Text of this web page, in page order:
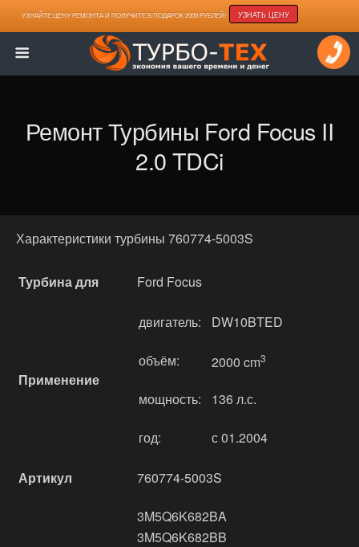
УЗНАЙТЕ ЦЕНУ РЕМОНТА И ПОЛУЧИТЕ В ПОДАРОК 2000 РУБЛЕЙ! УЗНАТЬ ЦЕНУ
Ремонт Турбины Ford Focus II
2.0 TDCi
Характеристики турбины 760774-5003S
Турбина для Ford Focus
Применение
двигатель: DW10BTED
объём: 2000 cm3
мощность: 136 л.с.
год: с 01.2004
Артикул 760774-5003S
3M5Q6K682BA
3M5Q6K682BB